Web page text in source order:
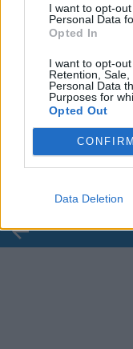
I want to opt-
Personal Data
Opted In
I want to opt-
Retention,
Personal Data
Purposes for
Opted Out
CONFIRM
Data Deletion
00:00
Leonardo Maria
in ospedale. Le